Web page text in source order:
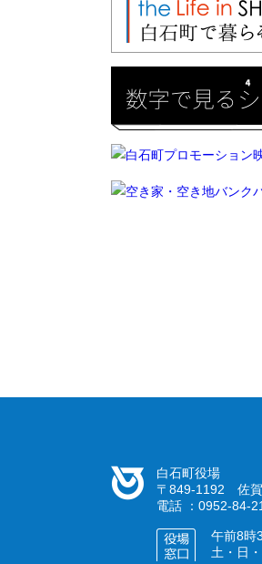
白石町役場
〒849-1192 佐賀
電話 ：0952-84-
午前8時
土・日